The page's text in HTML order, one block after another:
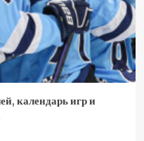
календарь игр и